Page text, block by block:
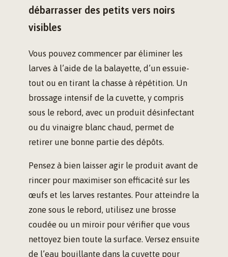
débarrasser des petits vers noirs
visibles
Vous pouvez commencer par éliminer les
larves à l’aide de la balayette, d’un essuie-
tout ou en tirant la chasse à répétition. Un
brossage intensif de la cuvette, y compris
sous le rebord, avec un produit désinfectant
ou du vinaigre blanc chaud, permet de
retirer une bonne partie des dépôts.
Pensez à bien laisser agir le produit avant de
rincer pour maximiser son efficacité sur les
œufs et les larves restantes. Pour atteindre la
zone sous le rebord, utilisez une brosse
coudée ou un miroir pour vérifier que vous
nettoyez bien toute la surface. Versez ensuite
de l’eau bouillante dans la cuvette pour